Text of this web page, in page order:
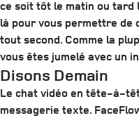
ce soit tôt le matin ou tard
là pour vous permettre de
tout second. Comme la
vous êtes jumelé avec un
Disons Demain
Le chat vidéo en tête-à-
messagerie texte.